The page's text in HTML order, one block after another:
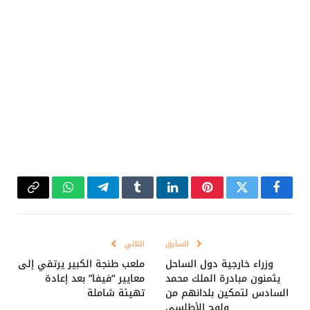
فيسبوكتويتر بينتيريستلينكدإنTumblrتيلقرامواتسابCopy
السابق
وزراء خارجية دول الساحل
يثمنون مبادرة الملك محمد
السادس لتمكين بلدانهم من
التالي
ملعب طنجة الكبير يرتقي إلى
معايير “فيفا” بعد إعادة
تهيئة شاملة